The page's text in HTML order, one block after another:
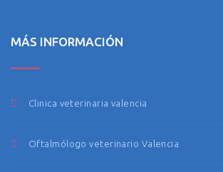
MÁS INFORMACIÓN
Clinica veterinaria valencia
Oftalmólogo veterinario Valencia